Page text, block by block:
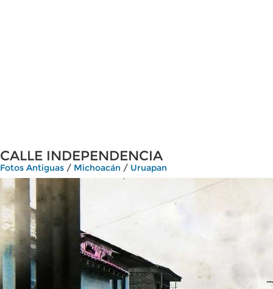
CALLE INDEPENDENCIA
Fotos Antiguas / Michoacán / Uruapan